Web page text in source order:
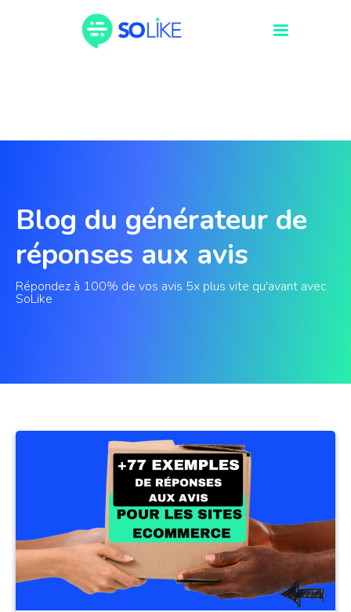
Blog du générateur de
réponses aux avis
Répondez à 100% de vos avis 5x plus vite qu'avant avec
SoLike